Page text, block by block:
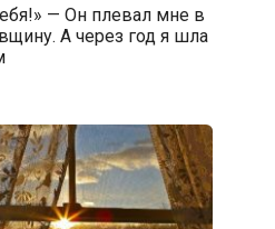
— Он плевал мне в
А через год я шла